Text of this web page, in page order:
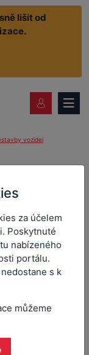
lišit od
vozidel
zapsané v registru
nebo vozidlo
povolení k
zpracuje obecní
evidenční knihu a
provozu.
musíte
za účelem
Poskytnuté
nabízeného
portálu.
s k
můžeme